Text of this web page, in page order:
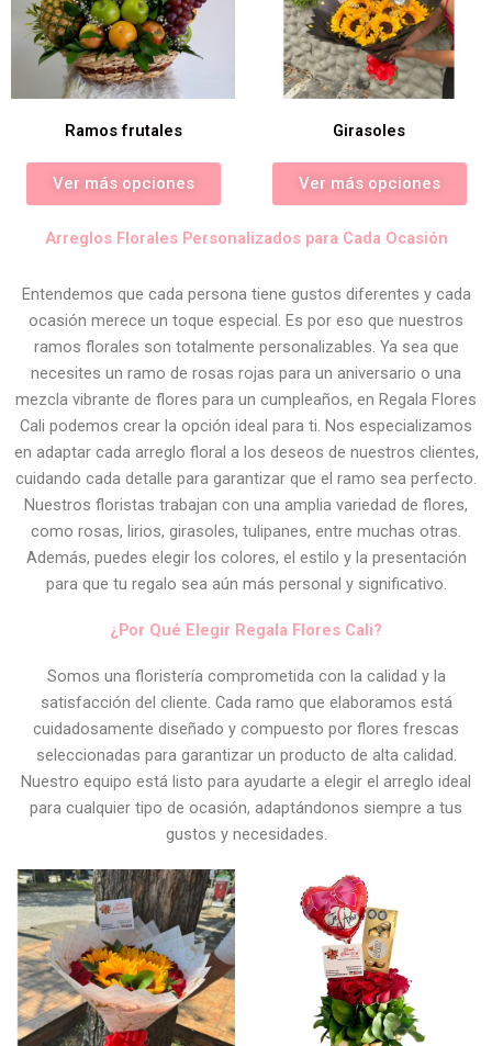
Ramos frutales
Ver más opciones
Girasoles
Ver más opciones
Arreglos Florales Personalizados para Cada Ocasión
Entendemos que cada persona tiene gustos diferentes y cada
ocasión merece un toque especial. Es por eso que nuestros
ramos florales son totalmente personalizables. Ya sea que
necesites un ramo de rosas rojas para un aniversario o una
mezcla vibrante de flores para un cumpleaños, en Regala Flores
Cali podemos crear la opción ideal para ti. Nos especializamos
en adaptar cada arreglo floral a los deseos de nuestros clientes,
cuidando cada detalle para garantizar que el ramo sea perfecto.
Nuestros floristas trabajan con una amplia variedad de flores,
como rosas, lirios, girasoles, tulipanes, entre muchas otras.
Además, puedes elegir los colores, el estilo y la presentación
para que tu regalo sea aún más personal y significativo.
¿Por Qué Elegir Regala Flores Cali?
Somos una floristería comprometida con la calidad y la
satisfacción del cliente. Cada ramo que elaboramos está
cuidadosamente diseñado y compuesto por flores frescas
seleccionadas para garantizar un producto de alta calidad.
Nuestro equipo está listo para ayudarte a elegir el arreglo ideal
para cualquier tipo de ocasión, adaptándonos siempre a tus
gustos y necesidades.